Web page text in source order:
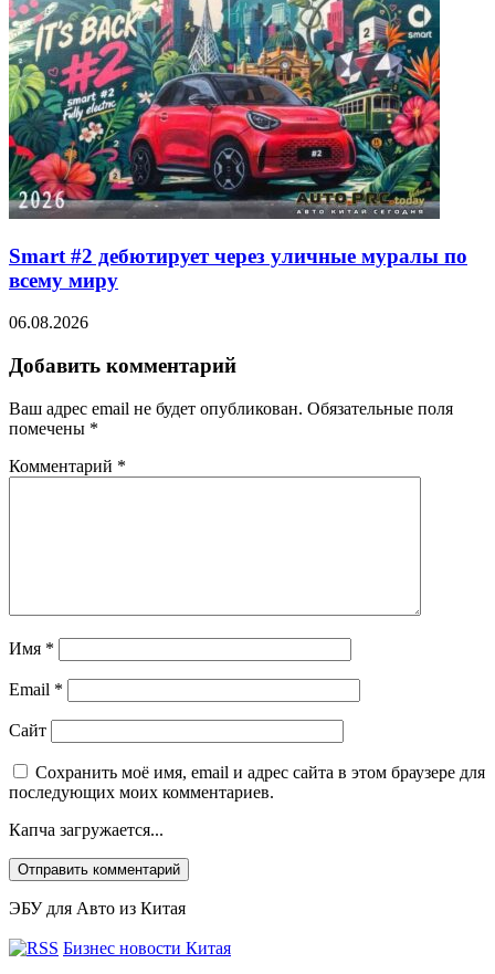
Smart #2 дебютирует через уличные муралы по
всему миру
06.08.2026
Добавить комментарий
Ваш адрес email не будет опубликован. Обязательные поля
помечены *
Комментарий *
Имя *
Email *
Сайт
Сохранить моё имя, email и адрес сайта в этом браузере для
последующих моих комментариев.
Капча загружается...
ЭБУ для Авто из Китая
Бизнес новости Китая